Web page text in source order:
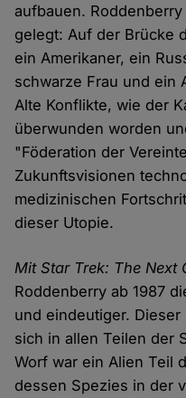
aufbauen.
gelegt: Auf der Brücke
ein Amerikaner, ein
schwarze Frau und ein
Alte Konflikte, wie der
überwunden worden
"Föderation der
Zukunftsvisionen
medizinischen
dieser Utopie.
Mit Star Trek: The Next
Roddenberry ab 1987
und eindeutiger.
sich in allen Teilen der
Worf war ein Alien Teil
dessen Spezies in der